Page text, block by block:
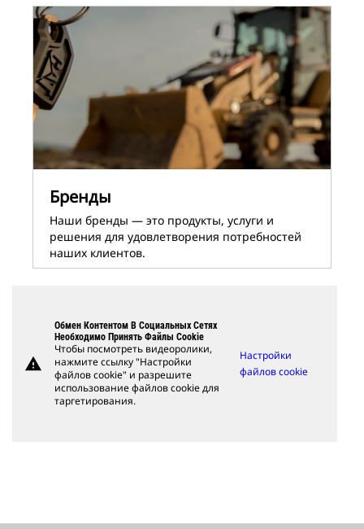
Бренды
Наши бренды ― это продукты, услуги и
решения для удовлетворения потребностей
наших клиентов.
warning
Обмен Контентом В Социальных Сетях
Необходимо Принять Файлы Cookie
Чтобы посмотреть видеоролики,
нажмите ссылку "Настройки
файлов cookie" и разрешите
использование файлов cookie для
таргетирования.
Настройки
файлов cookie